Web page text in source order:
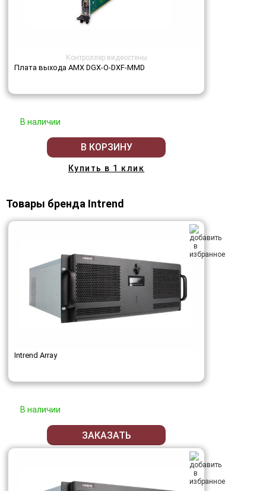
Контроллер видеостены
Плата выхода AMX DGX-O-DXF-MMD
В наличии
В КОРЗИНУ
Купить в 1 клик
Товары бренда Intrend
Intrend Array
В наличии
ЗАКАЗАТЬ